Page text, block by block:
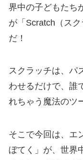
界中の子どもたち
が「Scratch（ス
だ！
スクラッチは、パ
わせるだけで、誰
れちゃう魔法のツ
そこで今回は、エ
ぼてく」が、世界